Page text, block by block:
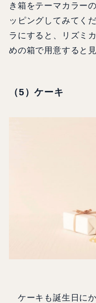
き箱をテーマカラー
ッピングしてみてく
ラにすると、リズミ
めの箱で用意すると
（5）ケーキ
ケーキも誕生日に